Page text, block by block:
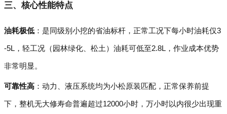
三、核心性能特点
油耗极低 ：是同级别小挖的省油标杆，正常工况下每小时油耗仅3
-5L，轻工况（园林绿化、松土）油耗可低至2.8L，作业成本优势
非常明显。
可靠性高 ：动力、液压系统均为小松原装匹配，正常保养前提
下，整机无大修寿命普遍超过12000小时，万小时以内很少出现重